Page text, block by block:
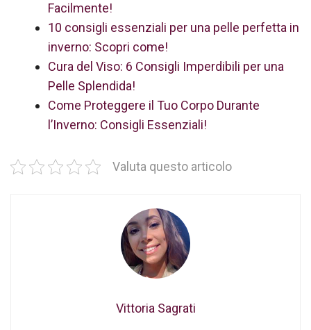
Facilmente!
10 consigli essenziali per una pelle perfetta in
inverno: Scopri come!
Cura del Viso: 6 Consigli Imperdibili per una
Pelle Splendida!
Come Proteggere il Tuo Corpo Durante
l’Inverno: Consigli Essenziali!
Valuta questo articolo
Vittoria Sagrati